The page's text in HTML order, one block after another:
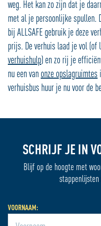
weg. Het kan zo zijn dat je
met al je persoonlijke spullen.
bij ALLSAFE gebruik je deze
prijs. De verhuis laad je vol (of
verhuishulp) en zo rij je
nu een vanonze opslagruimtes
verhuisbus huur je nu voor de
SCHRIJF JE IN
Blijf op de hoogte met
VOORNAAM: